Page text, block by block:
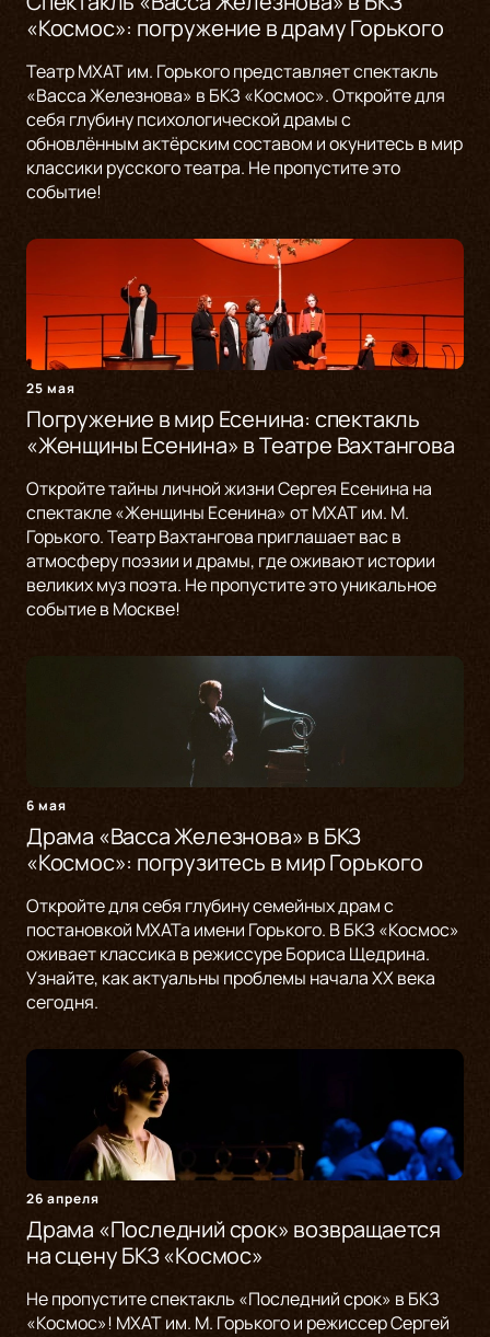
«Космос»: погружение в драму Горького
Театр МХАТ им. Горького представляет спектакль
«Васса Железнова» в БКЗ «Космос». Откройте для
себя глубину психологической драмы с
обновлённым актёрским составом и окунитесь в мир
классики русского театра. Не пропустите это
событие!
25 мая
Погружение в мир Есенина: спектакль
«Женщины Есенина» в Театре Вахтангова
Откройте тайны личной жизни Сергея Есенина на
спектакле «Женщины Есенина» от МХАТ им. М.
Горького. Театр Вахтангова приглашает вас в
атмосферу поэзии и драмы, где оживают истории
великих муз поэта. Не пропустите это уникальное
событие в Москве!
6 мая
Драма «Васса Железнова» в БКЗ
«Космос»: погрузитесь в мир Горького
Откройте для себя глубину семейных драм с
постановкой МХАТа имени Горького. В БКЗ «Космос»
оживает классика в режиссуре Бориса Щедрина.
Узнайте, как актуальны проблемы начала XX века
сегодня.
26 апреля
Драма «Последний срок» возвращается
на сцену БКЗ «Космос»
Не пропустите спектакль «Последний срок» в БКЗ
«Космос»! МХАТ им. М. Горького и режиссер Сергей